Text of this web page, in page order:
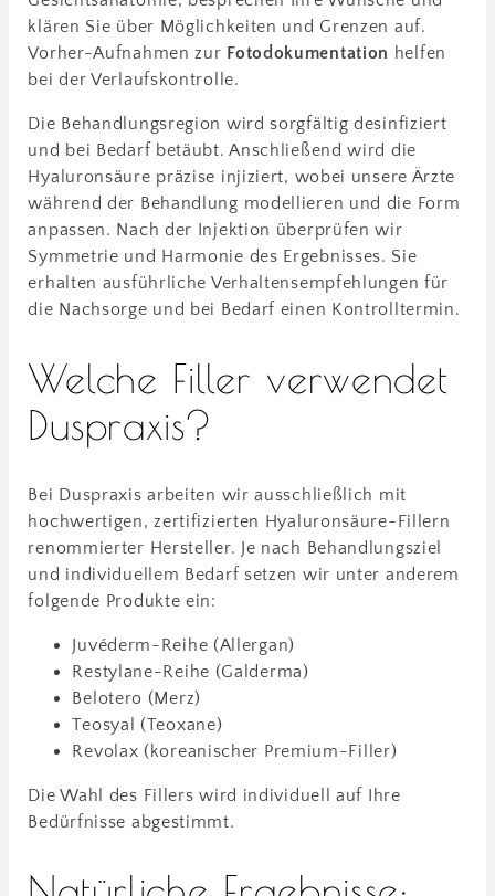
klären Sie über Möglichkeiten und Grenzen auf.
Vorher-Aufnahmen zur Fotodokumentation helfen
bei der Verlaufskontrolle.
Die Behandlungsregion wird sorgfältig desinfiziert
und bei Bedarf betäubt. Anschließend wird die
Hyaluronsäure präzise injiziert, wobei unsere Ärzte
während der Behandlung modellieren und die Form
anpassen. Nach der Injektion überprüfen wir
Symmetrie und Harmonie des Ergebnisses. Sie
erhalten ausführliche Verhaltensempfehlungen für
die Nachsorge und bei Bedarf einen Kontrolltermin.
Welche Filler verwendet
Duspraxis?
Bei Duspraxis arbeiten wir ausschließlich mit
hochwertigen, zertifizierten Hyaluronsäure-Fillern
renommierter Hersteller. Je nach Behandlungsziel
und individuellem Bedarf setzen wir unter anderem
folgende Produkte ein:
Juvéderm-Reihe (Allergan)
Restylane-Reihe (Galderma)
Belotero (Merz)
Teosyal (Teoxane)
Revolax (koreanischer Premium-Filler)
Die Wahl des Fillers wird individuell auf Ihre
Bedürfnisse abgestimmt.